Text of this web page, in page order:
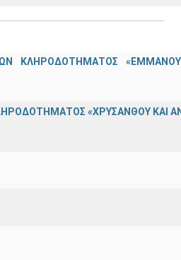
ΚΛΗΡΟΔΟΤΗΜΑΤΟΣ
«ΧΡΥΣΑΝΘΟΥ ΚΑΙ